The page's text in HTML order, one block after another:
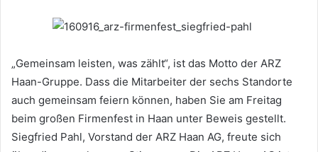
„Gemeinsam leisten, was zählt“, ist das Motto der ARZ
Haan-Gruppe. Dass die Mitarbeiter der sechs Standorte
auch gemeinsam feiern können, haben Sie am Freitag
beim großen Firmenfest in Haan unter Beweis gestellt.
Siegfried Pahl, Vorstand der ARZ Haan AG, freute sich